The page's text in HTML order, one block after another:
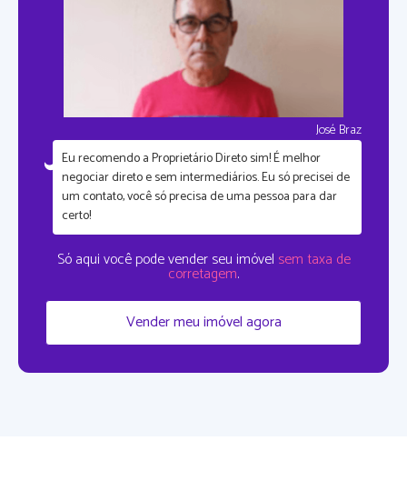
José Braz
Eu recomendo a Proprietário Direto sim!É melhor
negociar direto e sem intermediários.Eu só precisei de
um contato, você só precisa de uma pessoa para dar
certo!
Só aqui você pode vender seu imóvel sem taxa de
corretagem.
Vender meu imóvel agora